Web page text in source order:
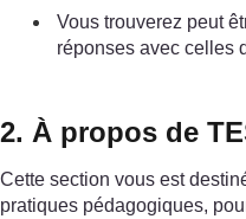
Vous trouverez peut
réponses avec celles
2. À propos de
Cette section vous est
pratiques pédagogiques,